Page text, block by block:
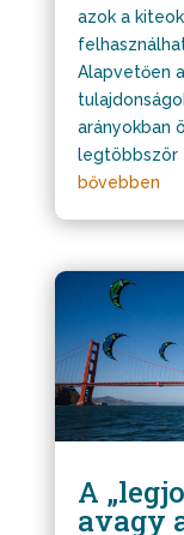
azok a
Alapvetően
arányokban
legtöbbször
bővebben
A
avagy